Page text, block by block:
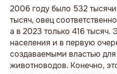
2006 году было 532
тысяч, овец
а в 2023 только 416 тысяч.
населения и в первую
создаваемыми властью
животноводов. Конечно,